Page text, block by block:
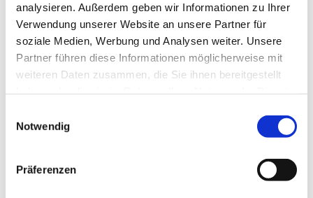
analysieren. Außerdem geben wir Informationen zu Ihrer
Verwendung unserer Website an unsere Partner für
soziale Medien, Werbung und Analysen weiter. Unsere
Partner führen diese Informationen möglicherweise mit
weiteren Daten zusammen, die Sie ihnen bereitgestellt
Notwendig
PräferenzenDies könnte Sie auch